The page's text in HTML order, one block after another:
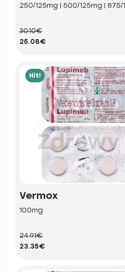
250/125mg | 500/125mg |
30.10€
25.08€
Hit!
Vermox
100mg
24.91€
23.35€